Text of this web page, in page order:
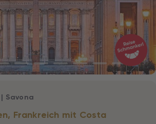
Frankreich mit Costa
| Savona